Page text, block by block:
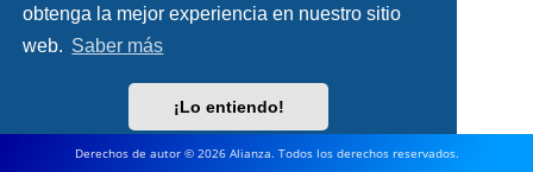
obtenga la mejor experiencia en nuestro sitio
web. Saber más
¡Lo entiendo!
Derechos de autor © 2026 Alianza. Todos los derechos reservados.